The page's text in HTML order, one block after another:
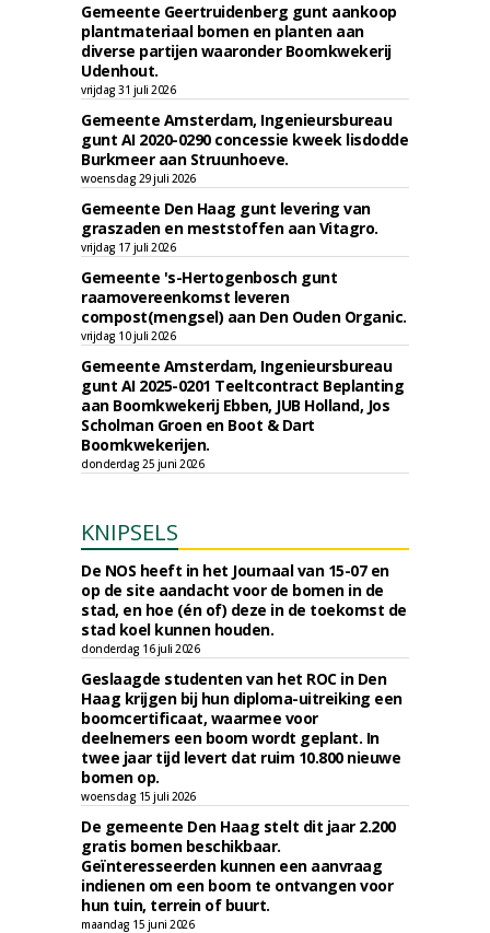
Gemeente Geertruidenberg gunt aankoop
plantmateriaal bomen en planten aan
diverse partijen waaronder Boomkwekerij
Udenhout.
vrijdag 31 juli 2026
Gemeente Amsterdam, Ingenieursbureau
gunt AI 2020-0290 concessie kweek lisdodde
Burkmeer aan Struunhoeve.
woensdag 29 juli 2026
Gemeente Den Haag gunt levering van
graszaden en meststoffen aan Vitagro.
vrijdag 17 juli 2026
Gemeente 's-Hertogenbosch gunt
raamovereenkomst leveren
compost(mengsel) aan Den Ouden Organic.
vrijdag 10 juli 2026
Gemeente Amsterdam, Ingenieursbureau
gunt AI 2025-0201 Teeltcontract Beplanting
aan Boomkwekerij Ebben, JUB Holland, Jos
Scholman Groen en Boot & Dart
Boomkwekerijen.
donderdag 25 juni 2026
KNIPSELS
De NOS heeft in het Journaal van 15-07 en
op de site aandacht voor de bomen in de
stad, en hoe (én of) deze in de toekomst de
stad koel kunnen houden.
donderdag 16 juli 2026
Geslaagde studenten van het ROC in Den
Haag krijgen bij hun diploma-uitreiking een
boomcertificaat, waarmee voor
deelnemers een boom wordt geplant. In
twee jaar tijd levert dat ruim 10.800 nieuwe
bomen op.
woensdag 15 juli 2026
De gemeente Den Haag stelt dit jaar 2.200
gratis bomen beschikbaar.
Geïnteresseerden kunnen een aanvraag
indienen om een boom te ontvangen voor
hun tuin, terrein of buurt.
maandag 15 juni 2026